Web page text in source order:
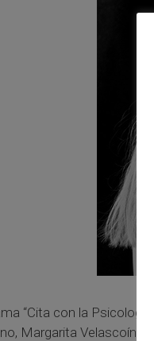
“Cita con la
Margarita Velascoín,